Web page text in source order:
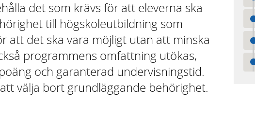
det som krävs för att eleverna ska
till högskoleutbildning som
att det ska vara möjligt utan att minska
programmens omfattning utökas,
och garanterad undervisningstid.
välja bort grundläggande behörighet.